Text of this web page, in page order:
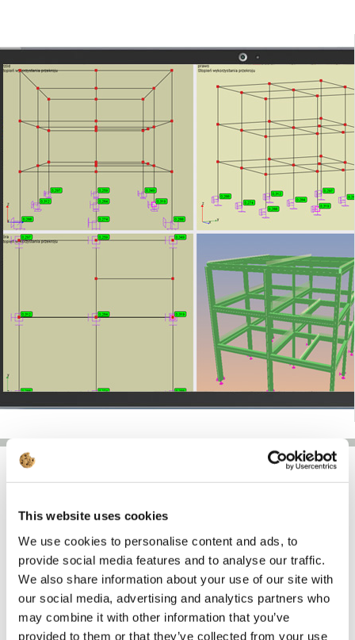
This website uses cookies
We use cookies to personalise content and ads, to
provide social media features and to analyse our traffic.
We also share information about your use of our site with
our social media, advertising and analytics partners who
may combine it with other information that you’ve
provided to them or that they’ve collected from your use
Розширені можливості
модуля EuroFooting: